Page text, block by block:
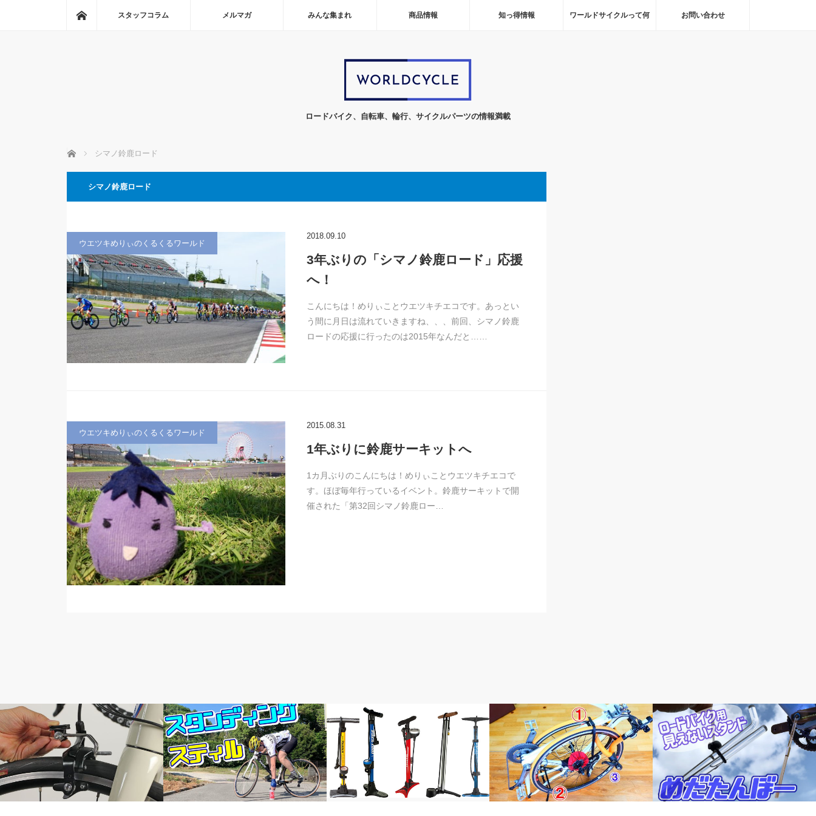
ホームスタッフコラム メルマガ みんな集まれ 商品情報 知っ得情報 ワールドサイクルって何 お問い合わせ
ロードバイク、自転車、輪行、サイクルパーツの情報満載
ホーム シマノ鈴鹿ロード
シマノ鈴鹿ロード
ウエツキめりぃのくるくるワールド
2018.09.10
3年ぶりの「シマノ鈴鹿ロード」応援
へ！
こんにちは！めりぃことウエツキチエコです。あっとい
う間に月日は流れていきますね、、、前回、シマノ鈴鹿
ロードの応援に行ったのは2015年なんだと……
ウエツキめりぃのくるくるワールド
2015.08.31
1年ぶりに鈴鹿サーキットへ
1カ月ぶりのこんにちは！めりぃことウエツキチエコで
す。ほぼ毎年行っているイベント。鈴鹿サーキットで開
催された「第32回シマノ鈴鹿ロー…